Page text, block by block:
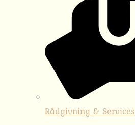
Rådgivning & Services